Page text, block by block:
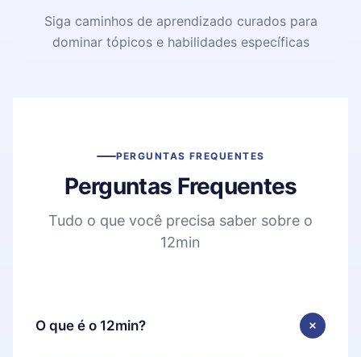
Siga caminhos de aprendizado curados para
dominar tópicos e habilidades específicas
PERGUNTAS FREQUENTES
Perguntas Frequentes
Tudo o que você precisa saber sobre o
12min
O que é o 12min?